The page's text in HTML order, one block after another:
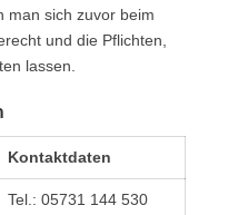
man sich zuvor beim
und die Pflichten,
lassen.
Kontaktdaten
Tel.: 05731 144 530